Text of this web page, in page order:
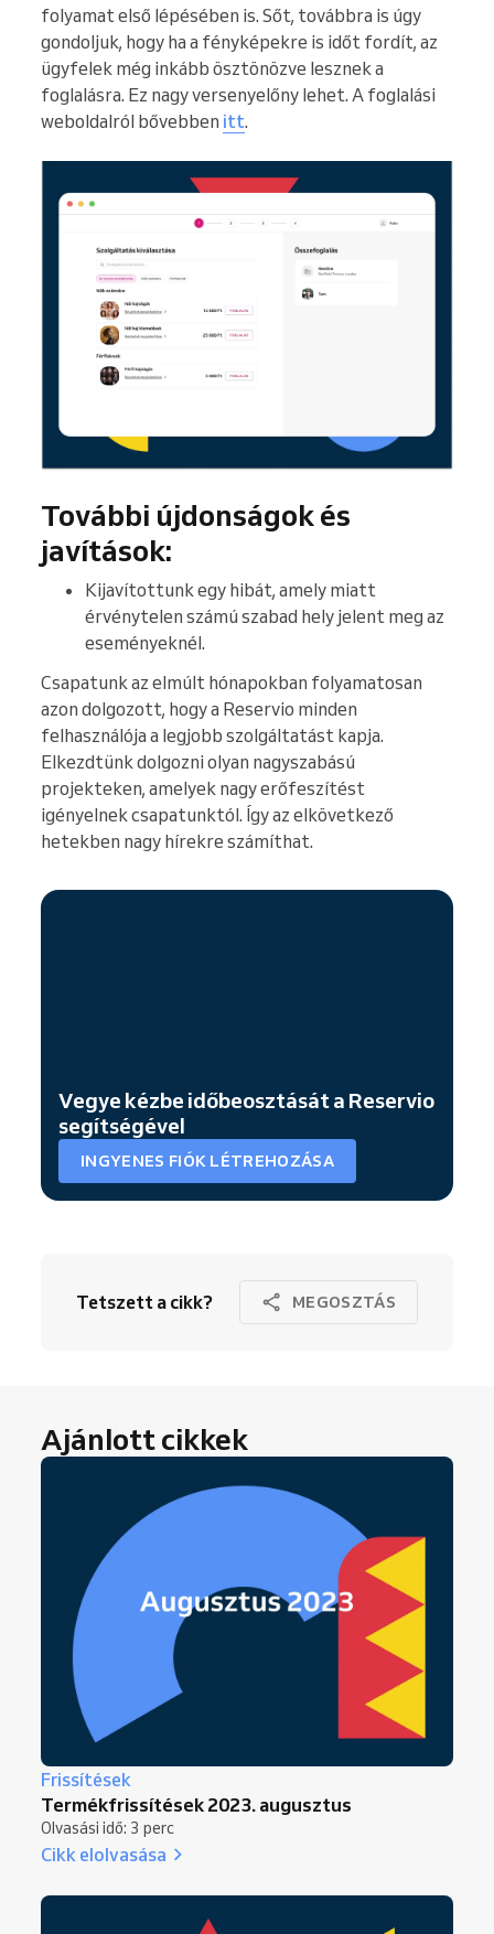
folyamat első lépésében is. Sőt, továbbra is úgy
gondoljuk, hogy ha a fényképekre is időt fordít, az
ügyfelek még inkább ösztönözve lesznek a
foglalásra. Ez nagy versenyelőny lehet. A foglalási
weboldalról bővebben itt.
További újdonságok és
javítások:
Kijavítottunk egy hibát, amely miatt
érvénytelen számú szabad hely jelent meg az
eseményeknél.
Csapatunk az elmúlt hónapokban folyamatosan
azon dolgozott, hogy a Reservio minden
felhasználója a legjobb szolgáltatást kapja.
Elkezdtünk dolgozni olyan nagyszabású
projekteken, amelyek nagy erőfeszítést
igényelnek csapatunktól. Így az elkövetkező
hetekben nagy hírekre számíthat.
Vegye kézbe időbeosztását a Reservio
segítségével
INGYENES FIÓK LÉTREHOZÁSA
Tetszett a cikk? MEGOSZTÁS
Ajánlott cikkek
Frissítések
Termékfrissítések 2023. augusztus
Olvasási idő: 3 perc
Cikk elolvasása